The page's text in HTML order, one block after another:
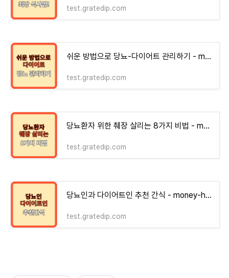
test.gratedip.com
쉬운 방법으로 당뇨-다이어트 관리하기 - money-health
test.gratedip.com
당뇨환자 위한 췌장 살리는 8가지 비법 - money-health
test.gratedip.com
당뇨인과 다이어트인 추천 간식 - money-health
test.gratedip.com